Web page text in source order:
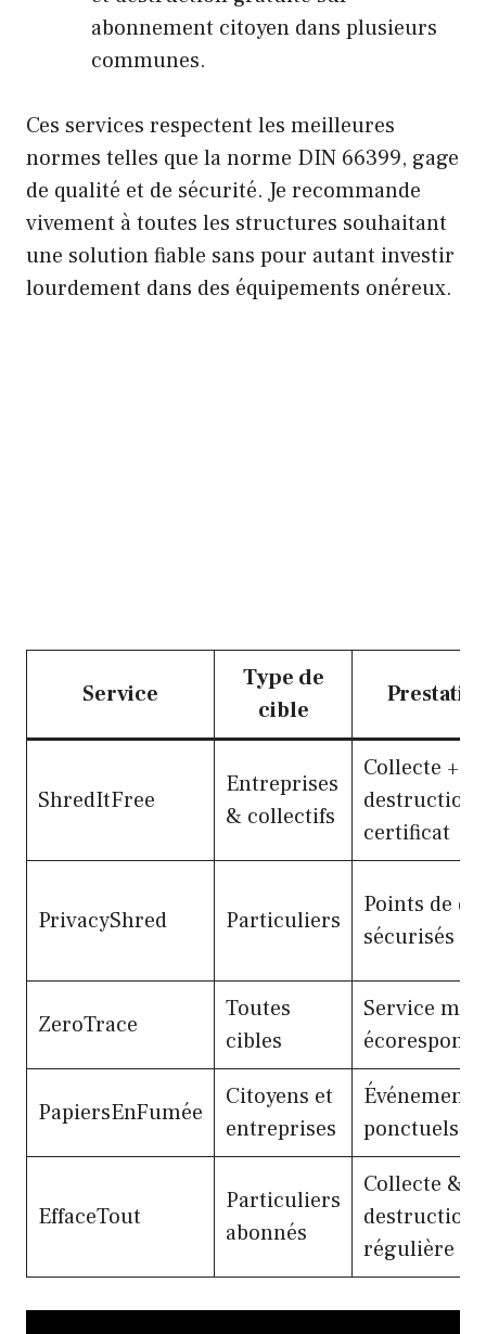
abonnement citoyen dans plusieurs
communes.
Ces services respectent les meilleures
normes telles que la norme DIN 66399, gage
de qualité et de sécurité. Je recommande
vivement à toutes les structures souhaitant
une solution fiable sans pour autant investir
lourdement dans des équipements onéreux.
Service
Type de
cible
ShredItFree
Entreprises
& collectifs
Collecte +
destruction
certificat
PrivacyShred Particuliers
Points de
sécurisés
ZeroTrace
Toutes
cibles
Service
PapiersEnFumée
Citoyens et
entreprises
Événements
ponctuels
EffaceTout
Particuliers
abonnés
Collecte &
destruction
régulière